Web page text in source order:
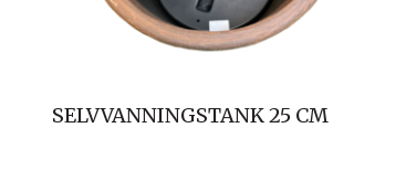
SELVVANNINGSTANK 25 CM